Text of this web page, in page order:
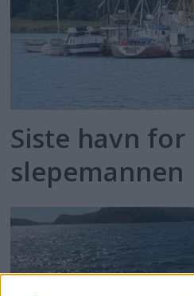
Siste havn for
slepemannen